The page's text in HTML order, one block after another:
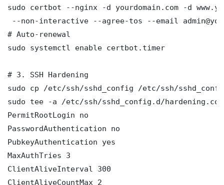
sudo certbot --nginx -d yourdomain.com -d
--non-interactive --agree-tos --email
# Auto-renewal
sudo systemctl enable certbot.timer
# 3. SSH Hardening
sudo cp /etc/ssh/sshd_config /etc/ssh/
sudo tee -a /etc/ssh/sshd_config.d/
PermitRootLogin no
PasswordAuthentication no
PubkeyAuthentication yes
MaxAuthTries 3
ClientAliveInterval 300
ClientAliveCountMax 2